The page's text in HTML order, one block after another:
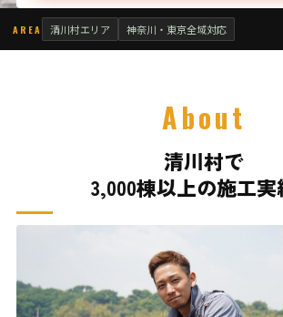
AREA 清川村エリア 神奈川・東京全域対応
About
清川村で
3,000棟以上の施工実